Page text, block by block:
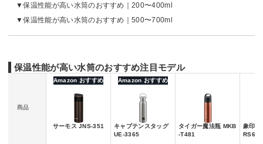
保温性能が高い水筒のおすすめ｜200〜400ml
保温性能が高い水筒のおすすめ｜500〜700ml
保温性能が高い水筒のおすすめ注目モデル
商品
Amazon おすすめ
サーモス JNS-351
Amazon おすすめ
キャプテンスタッグ
UE-3365
タイガー魔法瓶 MKB
-T481
象印マ
RS65